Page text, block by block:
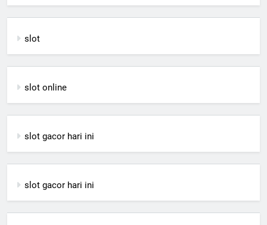
slot
slot online
slot gacor hari ini
slot gacor hari ini